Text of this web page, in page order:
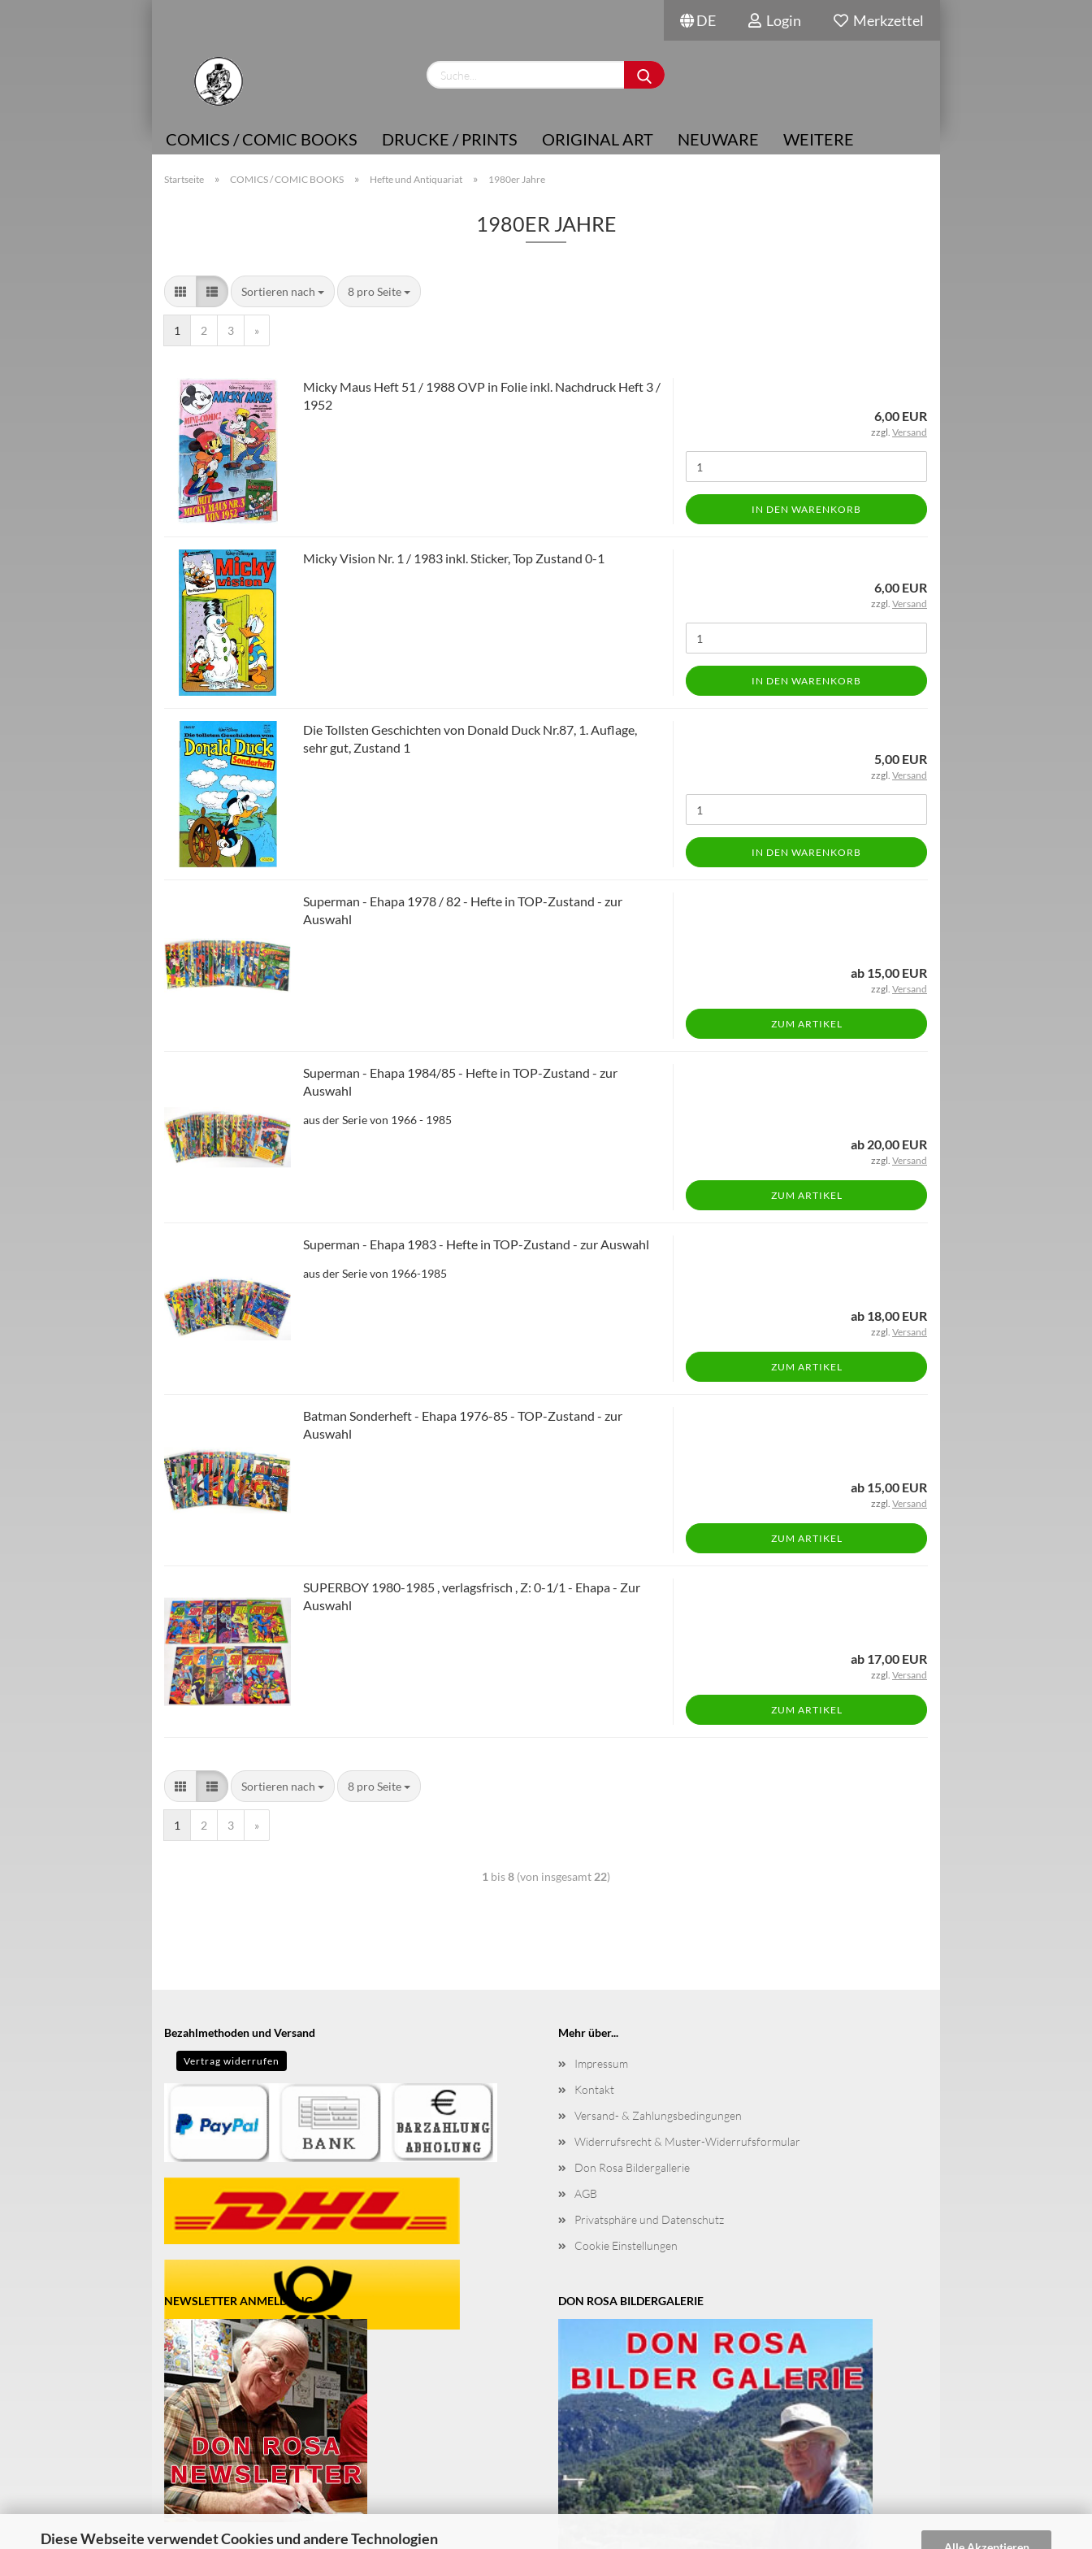
Diese Webseite verwendet Cookies und andere Technologien
DE
Sprache auswählen
Login Merkzettel
COMICS / COMIC BOOKS DRUCKE / PRINTS ORIGINAL ART NEUWARE WEITERE
Startseite » COMICS / COMIC BOOKS » Hefte und Antiquariat » 1980er Jahre
1980ER JAHRE
Sortieren nach 8 pro Seite
1 2 3 »
Micky Maus Heft 51 / 1988 OVP in Folie inkl. Nachdruck Heft 3 /
1952
6,00 EUR
zzgl. Versand
IN DEN WARENKORB
Micky Vision Nr. 1 / 1983 inkl. Sticker, Top Zustand 0-1
6,00 EUR
zzgl. Versand
IN DEN WARENKORB
Die Tollsten Geschichten von Donald Duck Nr.87, 1. Auflage,
sehr gut, Zustand 1
5,00 EUR
zzgl. Versand
IN DEN WARENKORB
Superman - Ehapa 1978 / 82 - Hefte in TOP-Zustand - zur
Auswahl
ab 15,00 EUR
zzgl. Versand
ZUM ARTIKEL
Superman - Ehapa 1984/85 - Hefte in TOP-Zustand - zur
Auswahl
aus der Serie von 1966 - 1985
ab 20,00 EUR
zzgl. Versand
ZUM ARTIKEL
Superman - Ehapa 1983 - Hefte in TOP-Zustand - zur Auswahl
aus der Serie von 1966-1985
ab 18,00 EUR
zzgl. Versand
ZUM ARTIKEL
Batman Sonderheft - Ehapa 1976-85 - TOP-Zustand - zur
Auswahl
ab 15,00 EUR
zzgl. Versand
ZUM ARTIKEL
SUPERBOY 1980-1985 , verlagsfrisch , Z: 0-1/1 - Ehapa - Zur
Auswahl
ab 17,00 EUR
zzgl. Versand
ZUM ARTIKEL
Sortieren nach 8 pro Seite
1 2 3 »
1 bis8 (von insgesamt 22)
Bezahlmethoden und Versand
Vertrag widerrufen
Mehr über...
Impressum
Kontakt
Versand- & Zahlungsbedingungen
Widerrufsrecht & Muster-Widerrufsformular
Don Rosa Bildergallerie
AGB
Privatsphäre und Datenschutz
Cookie Einstellungen
NEWSLETTER ANMELDUNG DON ROSA BILDERGALERIE